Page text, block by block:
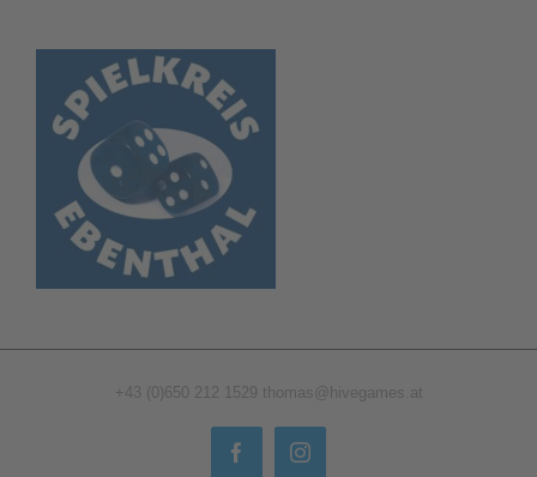
+43 (0)650 212 1529 thomas@hivegames.at
FacebookInstagram